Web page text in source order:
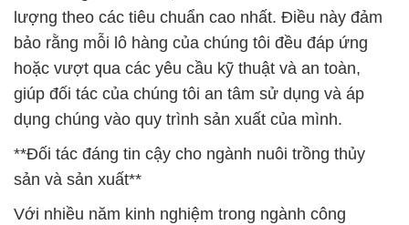
lượng theo các tiêu chuẩn cao nhất. Điều này đảm
bảo rằng mỗi lô hàng của chúng tôi đều đáp ứng
hoặc vượt qua các yêu cầu kỹ thuật và an toàn,
giúp đối tác của chúng tôi an tâm sử dụng và áp
dụng chúng vào quy trình sản xuất của mình.
**Đối tác đáng tin cậy cho ngành nuôi trồng thủy
sản và sản xuất**
Với nhiều năm kinh nghiệm trong ngành công